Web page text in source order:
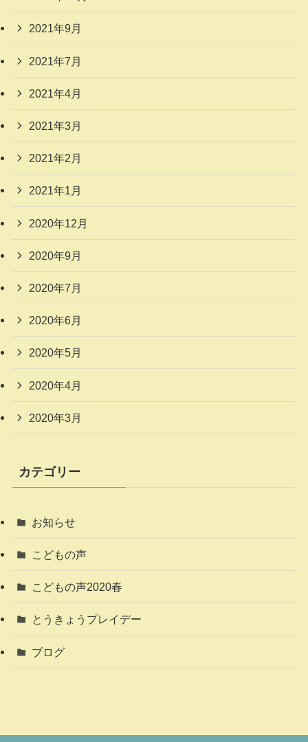
2021年9月
2021年7月
2021年4月
2021年3月
2021年2月
2021年1月
2020年12月
2020年9月
2020年7月
2020年6月
2020年5月
2020年4月
2020年3月
カテゴリー
お知らせ
こどもの声
こどもの声2020春
とうきょうプレイデー
ブログ